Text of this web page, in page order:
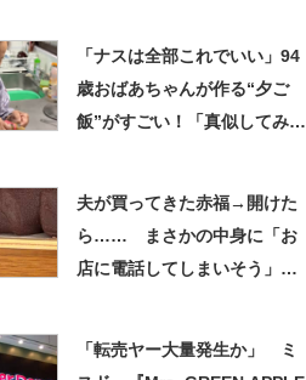
「ナスは全部これでいい」94
歳おばあちゃんが作る“夕ご
飯”がすごい！「真似してみま
夫が買ってきた赤福→開けた
ら…… まさかの中身に「お
店に電話してしまいそう」
「転売ヤー大量発生か」 ミ